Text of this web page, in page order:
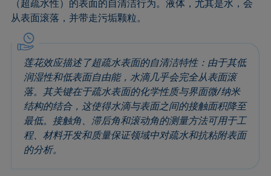
基线
气泡压力张力仪
捕泡法
圆法
圆锥曲线法
受束座滴法
接触角
CMC和表面活性剂浓度
临界表面张力
去润湿
滞后角
界面流变，表面流变
界面张力
拉普拉斯压力
液体针头
莲花效应
弯月面法
吴氏法
Zisman法
胶束
棒法
滚动角
罗氏泡沫分析法
粗糙度
座滴法
旋转滴张力仪
铺展
铺展系数
滴重计
静态接触角
润湿性
润湿长度
润湿
润湿剂
Wilhelmy板法
粘附功
内聚功
杨拉普拉斯拟合
杨氏方程
（超疏水性）的表面的自清洁行为。液体，尤其是水，会
从表面滚落，并带走污垢颗粒。
莲花效应描述了超疏水表面的自清洁特性：由于其低
润湿性和低表面自由能，水滴几乎会完全从表面滚
落。其关键在于疏水表面的化学性质与界面微/纳米
结构的结合，这使得水滴与表面之间的接触面积降至
最低。接触角、滞后角和滚动角的测量方法可用于工
程、材料开发和质量保证领域中对疏水和抗粘附表面
的分析。